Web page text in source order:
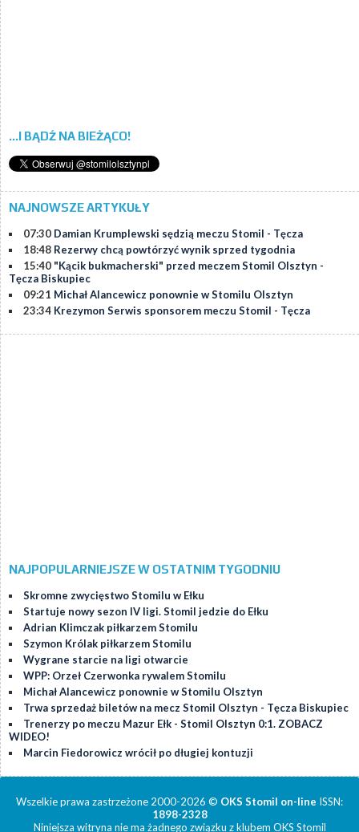
...I BĄDŹ NA BIEŻĄCO!
NAJNOWSZE ARTYKUŁY
07:30 Damian Krumplewski sędzią meczu Stomil - Tęcza
18:48 Rezerwy chcą powtórzyć wynik sprzed tygodnia
15:40 "Kącik bukmacherski" przed meczem Stomil Olsztyn -
Tęcza Biskupiec
09:21 Michał Alancewicz ponownie w Stomilu Olsztyn
23:34 Krezymon Serwis sponsorem meczu Stomil - Tęcza
NAJPOPULARNIEJSZE W OSTATNIM TYGODNIU
Skromne zwycięstwo Stomilu w Ełku
Startuje nowy sezon IV ligi. Stomil jedzie do Ełku
Adrian Klimczak piłkarzem Stomilu
Szymon Królak piłkarzem Stomilu
Wygrane starcie na ligi otwarcie
WPP: Orzeł Czerwonka rywalem Stomilu
Michał Alancewicz ponownie w Stomilu Olsztyn
Trwa sprzedaż biletów na mecz Stomil Olsztyn - Tęcza Biskupiec
Trenerzy po meczu Mazur Ełk - Stomil Olsztyn 0:1. ZOBACZ
WIDEO!
Marcin Fiedorowicz wrócił po długiej kontuzji
Wszelkie prawa zastrzeżone 2000-2026 © OKS Stomil on-line ISSN:
1898-2328
Niniejsza witryna nie ma żadnego związku z klubem OKS Stomil